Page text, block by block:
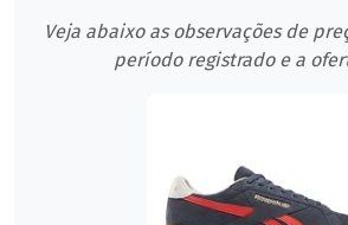
Veja abaixo as observações de
período registrado e a